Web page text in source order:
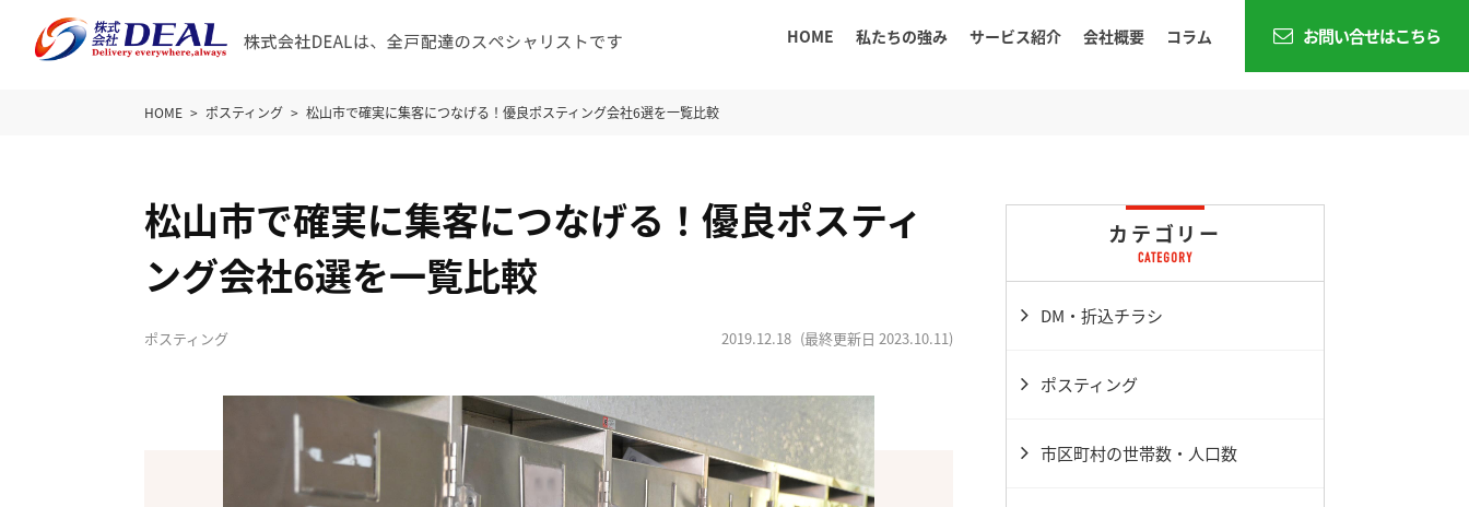
お問い合せはこちら
HOME 私たちの強み サービス紹介 会社概要 コラム
HOME ポスティング 松山市で確実に集客につなげる！優良ポスティング会社6選を一覧比較
松山市で確実に集客につなげる！優良ポスティ
ング会社6選を一覧比較
ポスティング 2019.12.18 (最終更新日 2023.10.11)
カテゴリー
DM・折込チラシ
ポスティング
市区町村の世帯数・人口数